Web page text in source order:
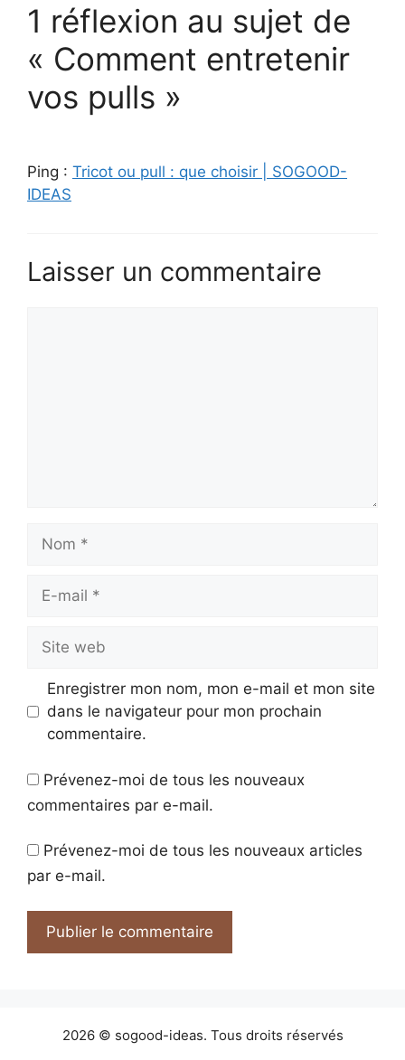
1 réflexion au sujet de
« Comment entretenir
vos pulls »
Ping : Tricot ou pull : que choisir | SOGOOD-
IDEAS
Laisser un commentaire
Nom
Site
web
Enregistrer mon nom, mon e-mail et mon site
dans le navigateur pour mon prochain
commentaire.
Prévenez-moi de tous les nouveaux
commentaires par e-mail.
Prévenez-moi de tous les nouveaux articles
par e-mail.
2026 © sogood-ideas. Tous droits réservés